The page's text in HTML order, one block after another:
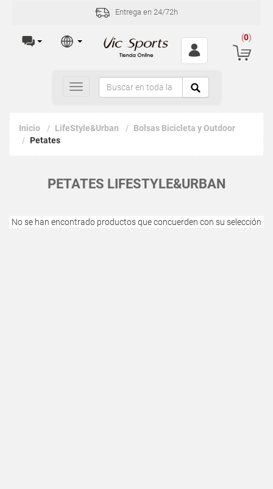
Entrega en 24/72h
(0)
Toggle
navigation
Inicio LifeStyle&Urban
Bolsas Bicicleta y Outdoor
Petates
PETATES LIFESTYLE&URBAN
No se han encontrado productos que concuerden con su selección